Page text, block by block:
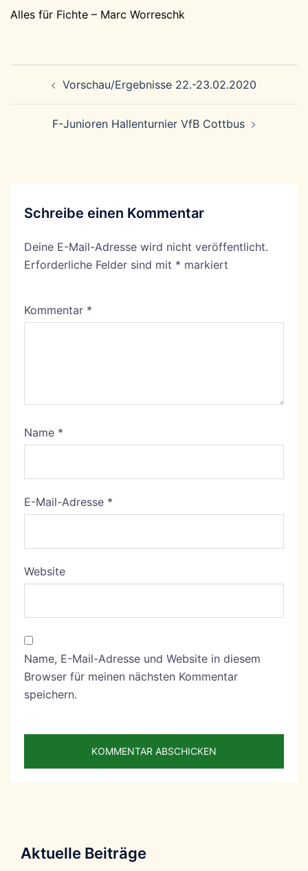
Alles für Fichte – Marc Worreschk
Vorschau/Ergebnisse 22.-23.02.2020
F-Junioren Hallenturnier VfB Cottbus
Schreibe einen Kommentar
Deine E-Mail-Adresse wird nicht veröffentlicht.
Erforderliche Felder sind mit * markiert
Kommentar *
Name *
E-Mail-Adresse *
Website
Name, E-Mail-Adresse und Website in diesem
Browser für meinen nächsten Kommentar
speichern.
Aktuelle Beiträge